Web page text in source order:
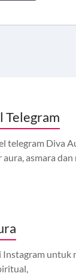
Telegram
telegram Diva
asmara dan
untuk